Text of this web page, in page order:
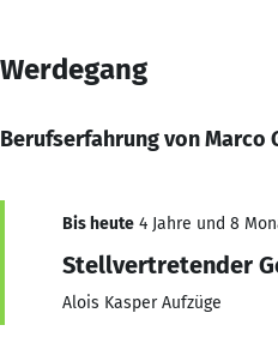
Werdegang
Berufserfahrung von Marco
Bis heute 4 Jahre und 8
Stellvertretender
Alois Kasper Aufzüge